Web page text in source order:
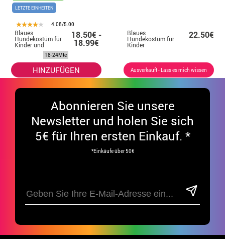
LETZTE EINHEITEN
4.08/5.00
Blaues
Hundekostüm für
Kinder und
18.50€ -
18.99€
18-24Mte
HINZUFÜGEN
Blaues
Hundekostüm für
Kinder
22.50€
Ausverkauft - Lass es mich wissen
Abonnieren Sie unsere
Newsletter und holen Sie sich
5€ für Ihren ersten Einkauf. *
*Einkäufe über 50€